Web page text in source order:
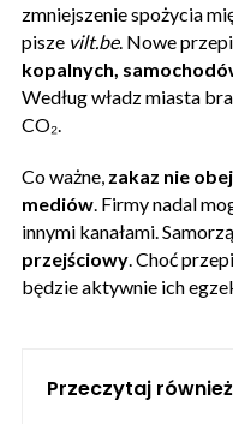
zmniejszenie spożycia
pisze vilt.be. Nowe
kopalnych,
Według władz miasta
CO₂.
Co ważne, zakaz nie
mediów . Firmy nadal
innymi kanałami.
przejściowy . Choć
będzie aktywnie ich
Przeczytaj również